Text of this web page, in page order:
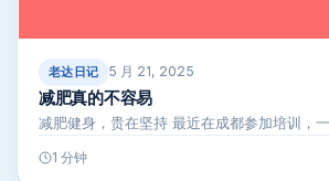
老达日记 5 月 21, 2025
减肥真的不容易
减肥健身，贵在坚持 最近在成都参加培训，
1 分钟